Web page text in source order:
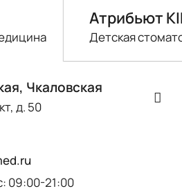
Атрибьют
Детская
Чкаловская
кт, д. 50
09:00-21:00